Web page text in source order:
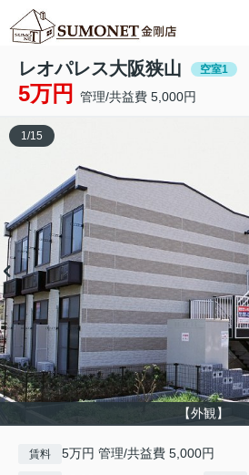
レオパレス大阪狭山 空室1
5万円 管理/共益費 5,000円
【外観】
1/15
賃料 5万円 管理/共益費 5,000円